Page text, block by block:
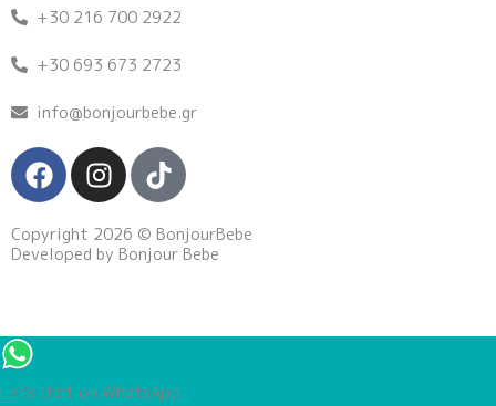
+30 216 700 2922
+30 693 673 2723
info@bonjourbebe.gr
F
a
c
e
b
o
I
n
s
t
a
r
m
T
i
k
t
o
Copyright 2026 © BonjourBebe
Developed by Bonjour Bebe
Let's chat on WhatsApp